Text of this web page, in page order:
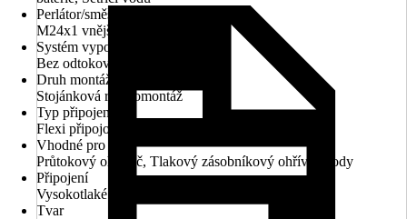
Perlátor/směšovací tryska
M24x1 vnější závit
Systém vypouštění
Bez odtokové soupravy
Druh montáže
Stojánková rychlomontáž
Typ připojení
Flexi připojovací hadice 3/8"
Vhodné pro
Průtokový ohřívač, Tlakový zásobníkový ohřívač vody
Připojení
Vysokotlaké - tlakové
Tvar